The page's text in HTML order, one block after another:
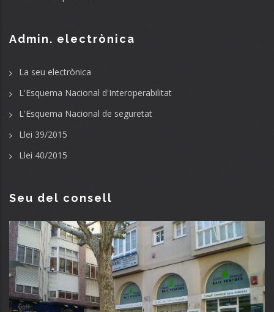
Admin. electrònica
La seu electrònica
L'Esquema Nacional d'Interoperabilitat
L'Esquema Nacional de seguretat
Llei 39/2015
Llei 40/2015
Seu del consell